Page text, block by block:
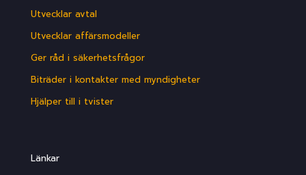
Utvecklar avtal
Utvecklar affärsmodeller
Ger råd i säkerhetsfrågor
Biträder i kontakter med myndigheter
Hjälper till i tvister
Länkar